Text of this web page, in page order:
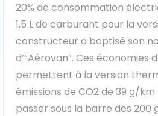
20% de consommation
1,5 L de carburant pour la
constructeur a baptisé son
d’”Aérovan”. Ces économies
permettent à la version
émissions de CO2 de 39 g/
passer sous la barre des 200